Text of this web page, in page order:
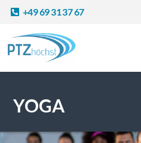
+49 69 31 37 67
YOGA